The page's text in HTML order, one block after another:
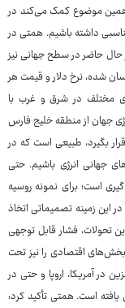
همین موضوع کمک می‌کند در
داشته باشیم. همتی در
حاضر در سطح جهانی نیز
شده، نرخ دلار و قیمت هر
مختلف در شرق و غرب با
وی افزود: حدود ۲۰ درصد انرژی جهان از منطقه خلیج فارس
بگیرد، طبیعی است که در
جهانی انرژی باشیم. حتی
است؛ برای نمونه روسیه
این زمینه تصمیماتی اتخاذ
تحولات، فشار قابل توجهی
اقتصادی را نیز تحت
در آمریکا، اروپا و حتی در
یافته است. همتی تأکید کرد: